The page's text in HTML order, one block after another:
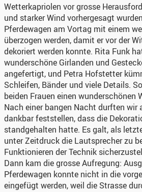
Wetterkapriolen vor grosse
und starker Wind vorhergesagt
Pferdewagen am Vortag mit einem
überzogen werden, damit er vor der
dekoriert werden konnte. Rita Funk
wunderschöne Girlanden und
angefertigt, und Petra Hofstetter
Schleifen, Bänder und viele Details.
beiden Frauen einen wunderschönen
Nach einer bangen Nacht durften wir
dankbar feststellen, dass die
standgehalten hatte. Es galt, als
unter Zeitdruck die Lautsprecher zu
Funktionieren der Technik
Dann kam die grosse Aufregung:
Pferdewagen konnte nicht in die
eingefügt werden, weil die Strasse